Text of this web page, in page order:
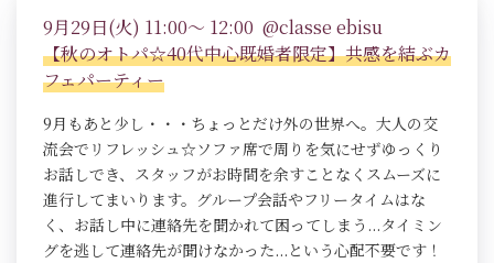
9月29日(火) 11:00～ 12:00 @classe ebisu
【秋のオトパ☆40代中心既婚者限定】共感を結ぶカ
フェパーティー
9月もあと少し・・・ちょっとだけ外の世界へ。大人の交
流会でリフレッシュ☆ソファ席で周りを気にせずゆっくり
お話しでき、スタッフがお時間を余すことなくスムーズに
進行してまいります。グループ会話やフリータイムはな
く、お話し中に連絡先を聞かれて困ってしまう...タイミン
グを逃して連絡先が聞けなかった...という心配不要です！